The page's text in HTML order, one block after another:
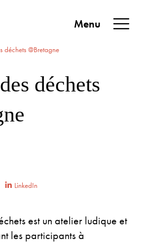
Menu
déchets @Bretagne
déchets
LinkedIn
est un atelier ludique et
les participants à